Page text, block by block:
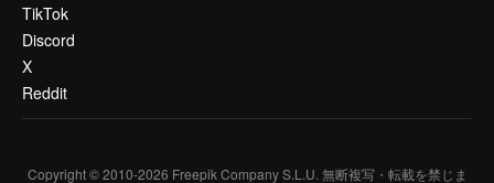
TikTok
Discord
X
Reddit
Copyright © 2010-2026 Freepik Company S.L.U. 無断複写・転載を禁じま